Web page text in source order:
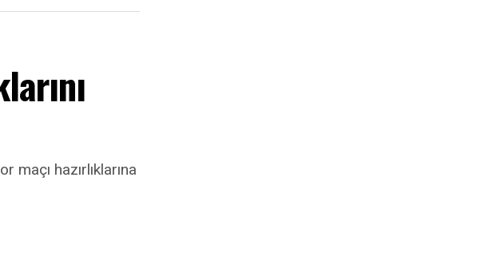
hazırlıklarına